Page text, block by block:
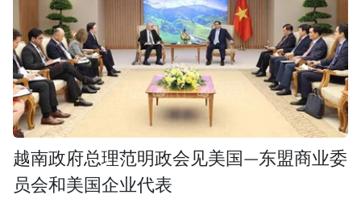
越南政府总理范明政会见美国—东盟商业委
员会和美国企业代表